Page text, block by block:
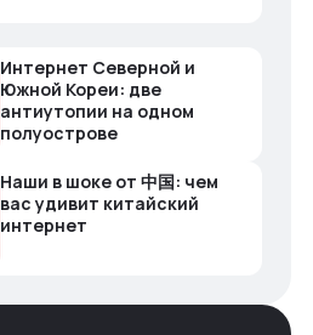
Интернет Северной и
Южной Кореи: две
антиутопии на одном
полуострове
Наши в шоке от 中国: чем
вас удивит китайский
интернет